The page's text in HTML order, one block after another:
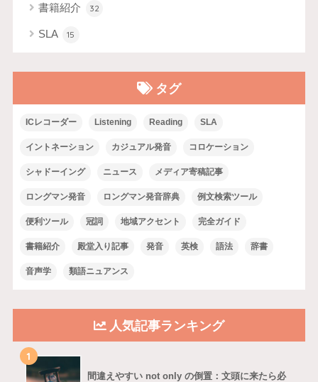
書籍紹介 32
SLA 15
タグ
ICレコーダー Listening Reading SLA
イントネーション カジュアル発音 コロケーション
シャドーイング ニュース メディア寄稿記事
ロングマン発音 ロングマン発音辞典 例文検索ツール
便利ツール 冠詞 地域アクセント 完全ガイド
書籍紹介 殿堂入り記事 発音 英検 語法 辞書
音声学 類語ニュアンス
人気記事ランキング
1
間違えやすい not only の倒置：文頭に来たら必